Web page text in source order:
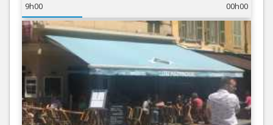
9h00
00h00